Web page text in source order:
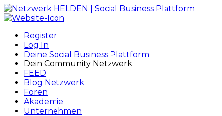
Toggle
Side
Register
Log In
Deine Social Business Plattform
Dein Community Netzwerk
FEED
Blog Netzwerk
Foren
Akademie
Unternehmen